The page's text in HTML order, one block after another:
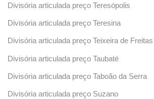
Divisória articulada preço Teresópolis
Divisória articulada preço Teresina
Divisória articulada preço Teixeira de Freitas
Divisória articulada preço Taubaté
Divisória articulada preço Taboão da Serra
Divisória articulada preço Suzano